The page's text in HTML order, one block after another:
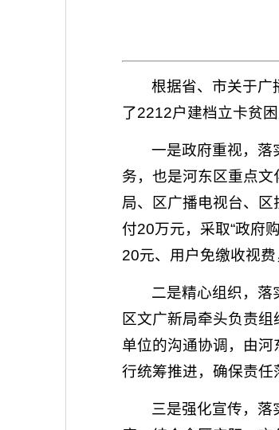
根据省、市关于广
了2212户建档立卡贫
一是政府重视，落
务，也是河东区重点
局、区广播电视台、
付20万元，采取“政府
20元、用户免缴收视费
二是精心组织，落
区文广新局牵头负责
单位的沟通协调，由河
行统筹推进，确保责任
三是强化宣传，